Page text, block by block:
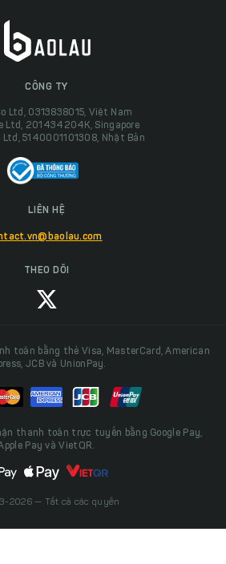
CÔNG TY
Ltd, 0313838015, Việt Nam
Ltd, 201434204K, Singapore
Ltd, 5140001101308, Nhật Bản
LIÊN HỆ
THEO DÕI
toán bằng thẻ Visa, MasterCard, American
JCB và UnionPay.
thanh toán trực tuyến bằng Google Pay,
Pay và VietQR.
2026 — Tất cả các quyền